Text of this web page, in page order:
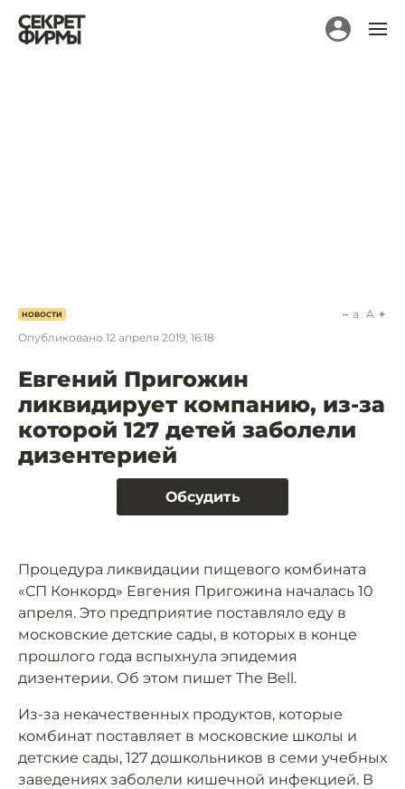
НОВОСТИ
Опубликовано 12 апреля 2019, 16:18
a A
Евгений Пригожин
ликвидирует компанию, из-за
которой 127 детей заболели
дизентерией
Обсудить
Процедура ликвидации пищевого комбината
«СП Конкорд» Евгения Пригожина началась 10
апреля. Это предприятие поставляло еду в
московские детские сады, в которых в конце
прошлого года вспыхнула эпидемия
дизентерии. Об этом пишет The Bell.
Из-за некачественных продуктов, которые
комбинат поставляет в московские школы и
детские сады, 127 дошкольников в семи учебных
заведениях заболели кишечной инфекцией. В